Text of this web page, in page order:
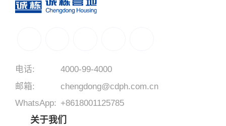
电话:
4000-99-4000
邮箱:
chengdong@cdph.com.cn
WhatsApp: +8618001125785
关于我们